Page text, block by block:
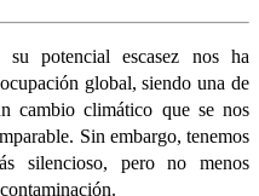
potencial escasez nos ha
global, siendo una de
cambio climático que se nos
Sin embargo, tenemos
silencioso, pero no menos